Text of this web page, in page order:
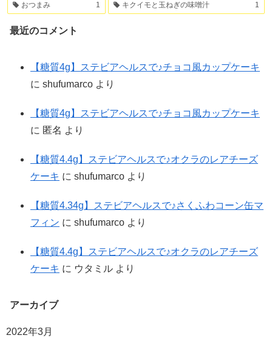
おつまみ 1 キクイモと玉ねぎの味噌汁 1
最近のコメント
【糖質4g】ステビアヘルスで♪チョコ風カップケーキ
に shufumarco より
【糖質4g】ステビアヘルスで♪チョコ風カップケーキ
に 匿名 より
【糖質4.4g】ステビアヘルスで♪オクラのレアチーズ
ケーキ に shufumarco より
【糖質4.34g】ステビアヘルスで♪さくふわコーン缶マ
フィン に shufumarco より
【糖質4.4g】ステビアヘルスで♪オクラのレアチーズ
ケーキ に ウタミル より
アーカイブ
2022年3月